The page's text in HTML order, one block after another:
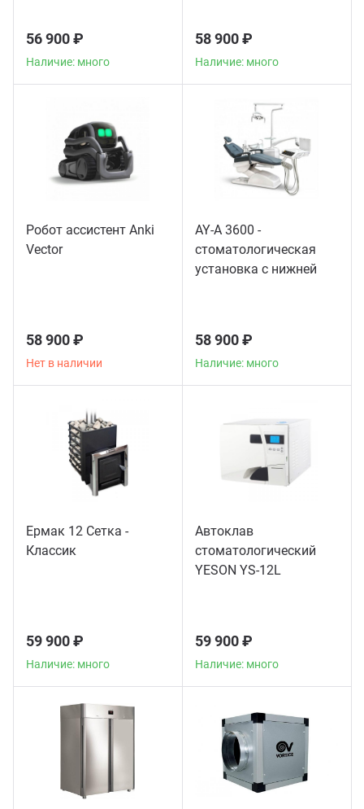
56 900 ₽
Наличие: много
58 900 ₽
Наличие: много
Робот ассистент Anki
Vector
58 900 ₽
Нет в наличии
AY-A 3600 -
стоматологическая
установка с нижней
58 900 ₽
Наличие: много
Ермак 12 Сетка -
Классик
59 900 ₽
Наличие: много
Автоклав
стоматологический
YESON YS-12L
59 900 ₽
Наличие: много